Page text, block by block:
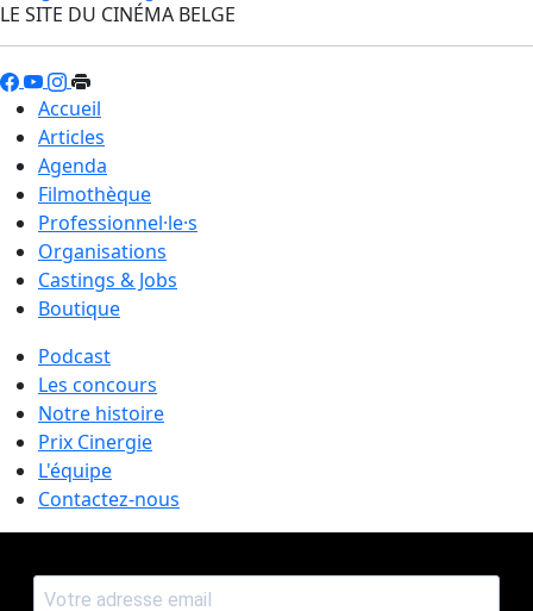
LE SITE DU CINÉMA BELGE
Accueil
Articles
Agenda
Filmothèque
Professionnel·le·s
Organisations
Castings & Jobs
Boutique
Podcast
Les concours
Notre histoire
Prix Cinergie
L'équipe
Contactez-nous